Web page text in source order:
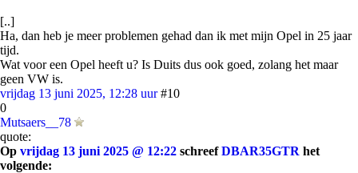
[..]
Ha, dan heb je meer problemen gehad dan ik met mijn Opel in 25 jaar
tijd.
Wat voor een Opel heeft u? Is Duits dus ook goed, zolang het maar
geen VW is.
vrijdag 13 juni 2025, 12:28 uur #10
0
Mutsaers__78
quote:
Op vrijdag 13 juni 2025 @ 12:22 schreefDBAR35GTR het
volgende: